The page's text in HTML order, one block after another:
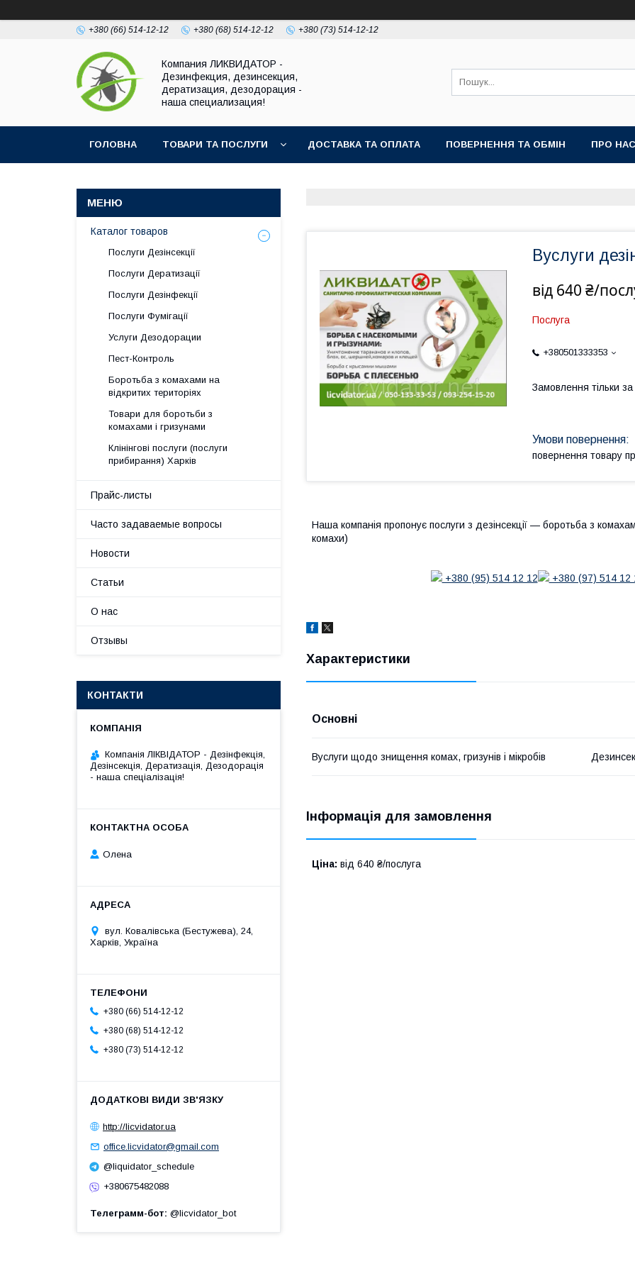
+380 (66) 514-12-12 +380 (68) 514-12-12 +380 (73) 514-12-12
Компания ЛИКВИДАТОР -
Дезинфекция, дезинсекция,
дератизация, дезодорация -
наша специализация!
ГОЛОВНА ТОВАРИ ТА ПОСЛУГИ ДОСТАВКА ТА ОПЛАТА ПОВЕРНЕННЯ ТА ОБМІН ПРО НАС
Вуслуги
від 640 ₴/
Послуга
+380501333353
Замовлення тільки
повернення товару
Наша компанія пропонує послуги з дезінсекції — боротьба з
комахи)
+380 (95) 514 12 12 +380 (97) 514 12
Характеристики
Основні
Вуслуги щодо знищення комах, гризунів і мікробів
Інформація для замовлення
Ціна: від 640 ₴/послуга
Каталог товаров
Послуги Дезінсекції
Послуги Дератизації
Послуги Дезінфекції
Послуги Фумігації
Услуги Дезодорации
Пест-Контроль
Боротьба з комахами на
відкритих територіях
Товари для боротьби з
комахами і гризунами
Клінінгові послуги (послуги
прибирання) Харків
Прайс-листы
Часто задаваемые вопросы
Новости
Статьи
О нас
Отзывы
КОНТАКТИ
Компанія ЛІКВІДАТОР - Дезінфекція,
Дезінсекція, Дератизація, Дезодорація
- наша спеціалізація!
Олена
вул. Ковалівська (Бестужева), 24,
Харків, Україна
+380 (66) 514-12-12
+380 (68) 514-12-12
+380 (73) 514-12-12
http://licvidator.ua
office.licvidator@gmail.com
@liquidator_schedule
+380675482088
Телеграмм-бот @licvidator_bot